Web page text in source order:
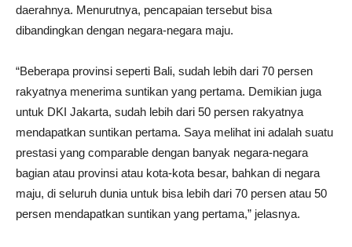
daerahnya. Menurutnya, pencapaian tersebut bisa
dibandingkan dengan negara-negara maju.
“Beberapa provinsi seperti Bali, sudah lebih dari 70 persen
rakyatnya menerima suntikan yang pertama. Demikian juga
untuk DKI Jakarta, sudah lebih dari 50 persen rakyatnya
mendapatkan suntikan pertama. Saya melihat ini adalah suatu
prestasi yang comparable dengan banyak negara-negara
bagian atau provinsi atau kota-kota besar, bahkan di negara
maju, di seluruh dunia untuk bisa lebih dari 70 persen atau 50
persen mendapatkan suntikan yang pertama,” jelasnya.